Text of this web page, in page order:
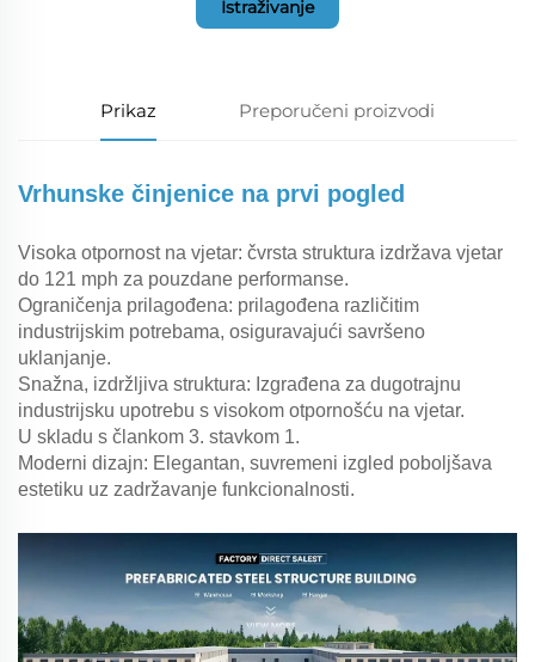
Istraživanje
Prikaz Preporučeni proizvodi
Vrhunske činjenice na prvi pogled
Visoka otpornost na vjetar: čvrsta struktura izdržava vjetar
do 121 mph za pouzdane performanse.
Ograničenja prilagođena: prilagođena različitim
industrijskim potrebama, osiguravajući savršeno
uklanjanje.
Snažna, izdržljiva struktura: Izgrađena za dugotrajnu
industrijsku upotrebu s visokom otpornošću na vjetar.
U skladu s člankom 3. stavkom 1.
Moderni dizajn: Elegantan, suvremeni izgled poboljšava
estetiku uz zadržavanje funkcionalnosti.